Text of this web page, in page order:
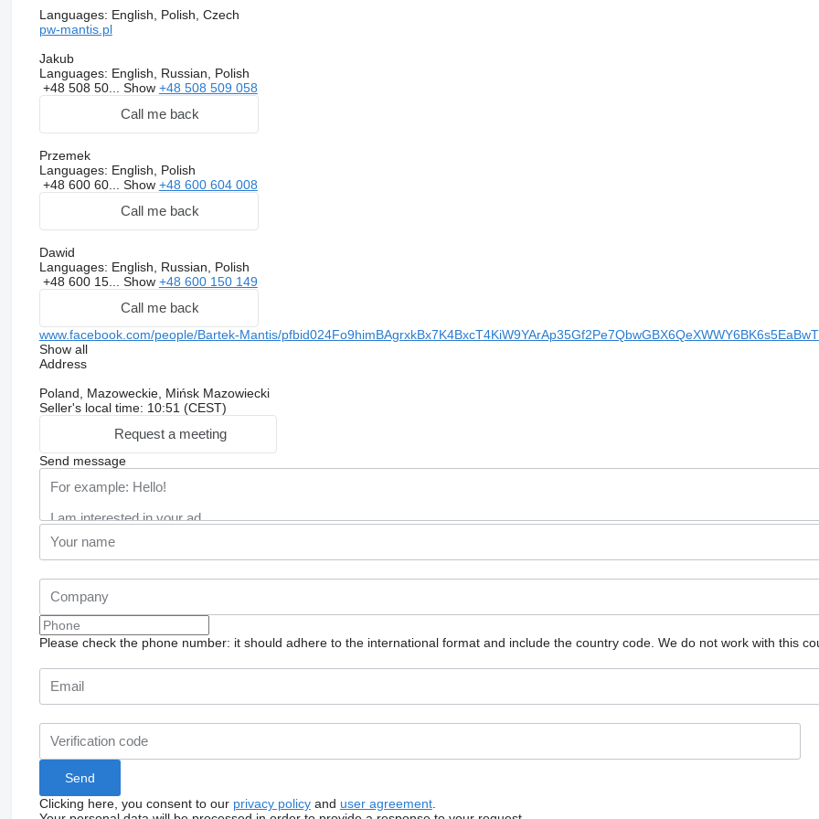
Languages: English, Polish, Czech
pw-mantis.pl
Jakub
Languages: English, Russian, Polish
+48 508 50... Show +48 508 509 058
Call me back
Przemek
Languages: English, Polish
+48 600 60... Show +48 600 604 008
Call me back
Dawid
Languages: English, Russian, Polish
+48 600 15... Show +48 600 150 149
Call me back
www.facebook.com/people/Bartek-Mantis/
Show all
Address
Poland, Mazoweckie, Mińsk Mazowiecki
Seller's local time: 10:51 (CEST)
Request a meeting
Send message
Please check the phone number: it should adhere to the international format and include the country code. We do not work with this
Clicking here, you consent to our privacy policyand user agreement.